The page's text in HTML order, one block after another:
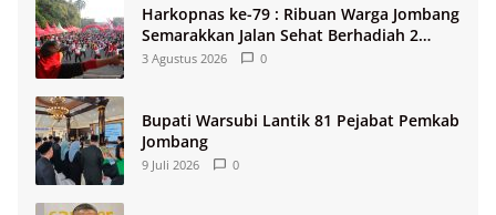
Harkopnas ke-79 : Ribuan Warga Jombang
Semarakkan Jalan Sehat Berhadiah 2
Paket Umroh
3 Agustus 2026 0
Bupati Warsubi Lantik 81 Pejabat Pemkab
Jombang
9 Juli 2026 0